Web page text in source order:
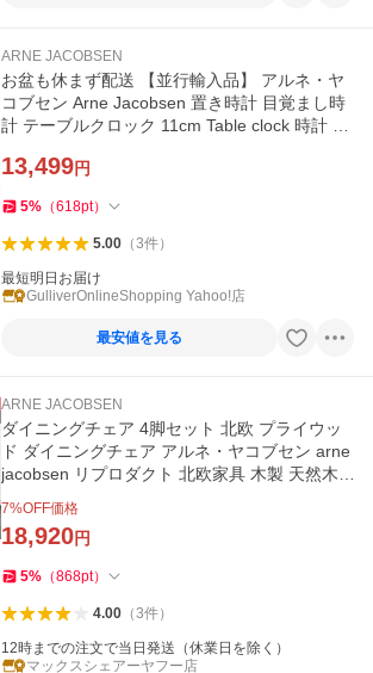
ARNE JACOBSEN
お盆も休まず配送 【並行輸入品】 アルネ・ヤ
コブセン Arne Jacobsen 置き時計 目覚まし時
計 テーブルクロック 11cm Table clock 時計 バ
13,499円
5% （618pt）
5.00（3件）
最短明日お届け
GulliverOnlineShopping Yahoo!店
最安値を見る
ARNE JACOBSEN
ダイニングチェア 4脚セット 北欧 プライウッ
ド ダイニングチェア アルネ・ヤコブセン arne
jacobsen リプロダクト 北欧家具 木製 天然木 1
7%OFF価格
18,920円
5% （868pt）
4.00（3件）
12時までの注文で当日発送（休業日を除く）
マックスシェアーヤフー店